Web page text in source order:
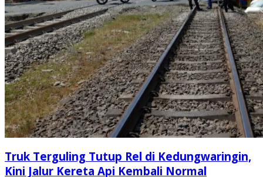
Truk Terguling Tutup Rel di Kedungwaringin,
Kini Jalur Kereta Api Kembali Normal